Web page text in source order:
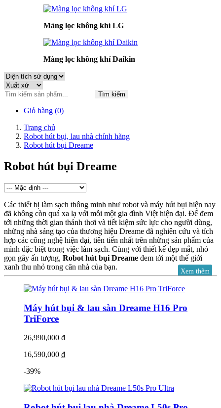
Màng lọc không khí LG
Màng lọc không khí Daikin
Tìm kiếm
Giỏ hàng (0)
Trang chủ
Robot hút bụi, lau nhà chính hãng
Robot hút bụi Dreame
Robot hút bụi Dreame
Các thiết bị làm sạch thông minh như robot và máy hút bụi hiện nay
đã không còn quá xa lạ với mỗi một gia đình Việt hiện đại. Để đem
tới những thời gian thảnh thơi và tiết kiệm sức lực cho người dùng,
những nhà sáng tạo của thương hiệu Dreame đã nghiên cứu và tích
hợp các công nghệ hiện đại, tiên tiến nhất trên những sản phẩm của
mình đặc biệt trong việc làm sạch. Cùng với thiết kế đẹp mắt, nhỏ
gọn gây ấn tượng, Robot hút bụi Dreame đem tới một thế giới
xanh thu nhỏ trong căn nhà của bạn.
Kiến tạo cuộc sống
loạt các sản phẩm công nghệ cao thuộc dòng robot hút bụi lau nhà
an nhàn cho mọi gia đình.
Với những chính sách phát triển, chiến lược ưu việt cùng công nghệ
tối tân, Dreame giúp cuộc sống của hàng trăm nghìn gia đình được
thuận tiện, giản lược, không còn phải mất quá nhiều sức lực vào
Xem thêm
Máy hút bụi & lau sàn Dreame H16 Pro
TriForce
26,990,000 ₫
16,590,000 ₫
-39%